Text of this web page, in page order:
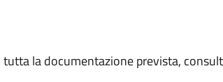
la documentazione prevista,